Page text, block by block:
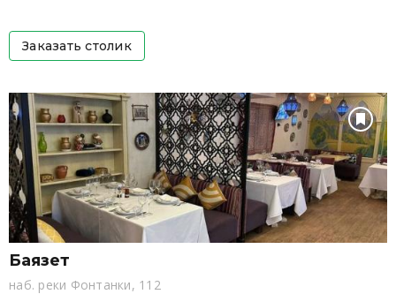
Заказать столик
Баязет
наб. реки Фонтанки, 112